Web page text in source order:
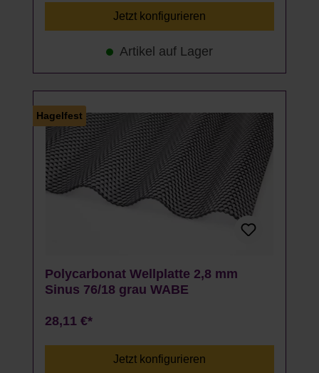
Jetzt konfigurieren
Artikel auf Lager
Hagelfest
Polycarbonat Wellplatte 2,8 mm
Sinus 76/18 grau WABE
28,11 €*
Jetzt konfigurieren